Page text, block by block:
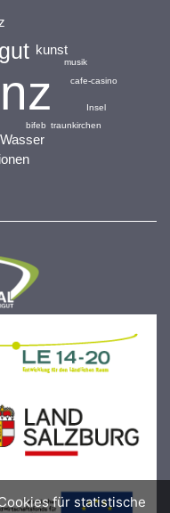
Wasser
kunst
traunkirchen
cafe-casino
bifeb
Insel
musik
für statistische